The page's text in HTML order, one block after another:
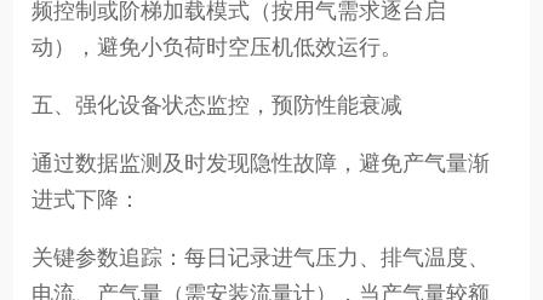
频控制或阶梯加载模式（按用气需求逐台启
动），避免小负荷时空压机低效运行。
五、强化设备状态监控，预防性能衰减
通过数据监测及时发现隐性故障，避免产气量渐
进式下降：
关键参数追踪：每日记录进气压力、排气温度、
电流、产气量（需安装流量计），当产气量较额